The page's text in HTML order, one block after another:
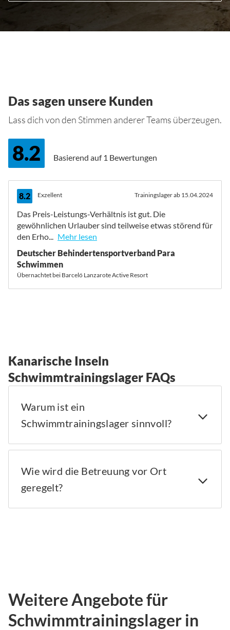
Das sagen unsere Kunden
Lass dich von den Stimmen anderer Teams überzeugen.
8.2 Basierend auf1 Bewertungen
8.2 Exzellent Trainingslager ab 15.04.2024
Das Preis-Leistungs-Verhältnis ist gut. Die
gewöhnlichen Urlauber sind teilweise etwas störend für
den Erho...
Mehr lesen
Deutscher Behindertensportverband Para
Schwimmen
Übernachtet bei Barceló Lanzarote Active Resort
Kanarische Inseln
Schwimmtrainingslager FAQs
Warum ist ein
Schwimmtrainingslager sinnvoll?
Wie wird die Betreuung vor Ort
geregelt?
Weitere Angebote für
Schwimmtrainingslager in